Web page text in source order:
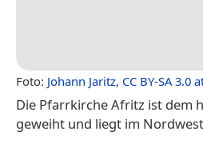
Foto: Johann Jaritz, CC BY-SA 3.0
Die Pfarrkirche Afritz ist dem
geweiht und liegt im